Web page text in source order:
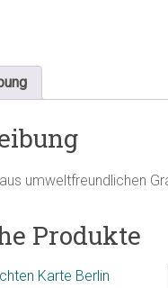
umweltfreundlichen
Produkte